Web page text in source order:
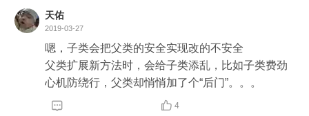
天佑
2019-03-27
嗯，子类会把父类的安全实现改的不安全
父类扩展新方法时，会给子类添乱，比如子类费劲
心机防绕行，父类却悄悄加了个“后门”。。。
  4